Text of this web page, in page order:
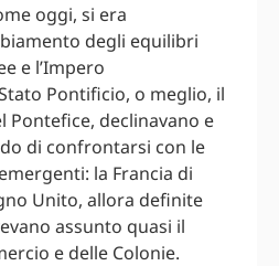
oggi, si era
degli equilibri
e l’Impero
Pontificio, o meglio, il
Pontefice, declinavano e
di confrontarsi con le
la Francia di
Unito, allora definite
assunto quasi il
e delle Colonie.